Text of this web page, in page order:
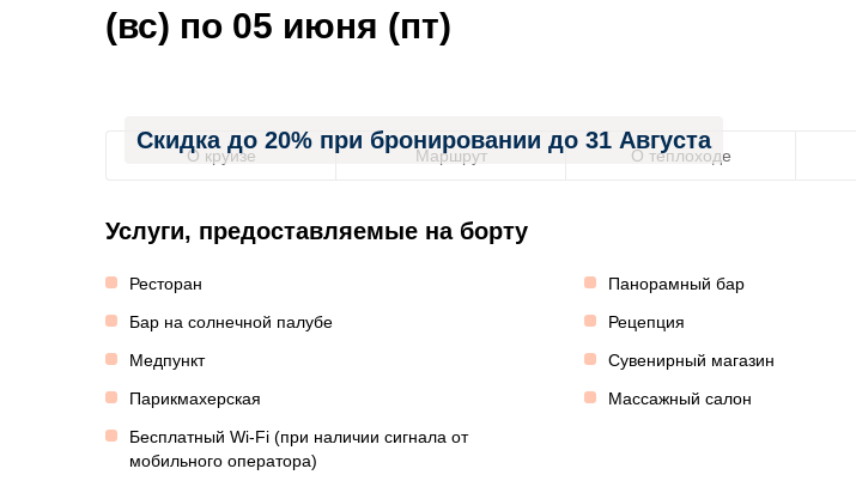
(вс) по 05 июня (пт)
Скидка до 20% при бронировании до 31 Августа
О круизе Маршрут О теплоходе
Услуги, предоставляемые на борту
Ресторан
Панорамный бар
Бар на солнечной палубе
Рецепция
Медпункт
Сувенирный магазин
Парикмахерская
Массажный салон
Бесплатный Wi-Fi (при наличии сигнала от
мобильного оператора)